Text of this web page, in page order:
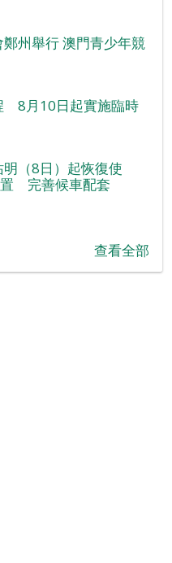
州舉行 澳門青少年競
8月10日起實施臨時
（8日）起恢復使
完善候車配套
查看全部